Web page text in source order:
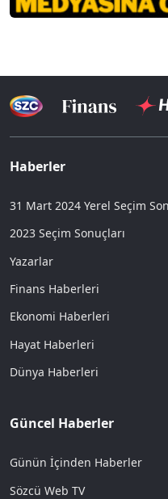
Haberler
31 Mart 2024 Yerel Seçim
2023 Seçim Sonuçları
Yazarlar
Finans Haberleri
Ekonomi Haberleri
Hayat Haberleri
Dünya Haberleri
Güncel Haberler
Günün İçinden Haberler
Sözcü Web TV